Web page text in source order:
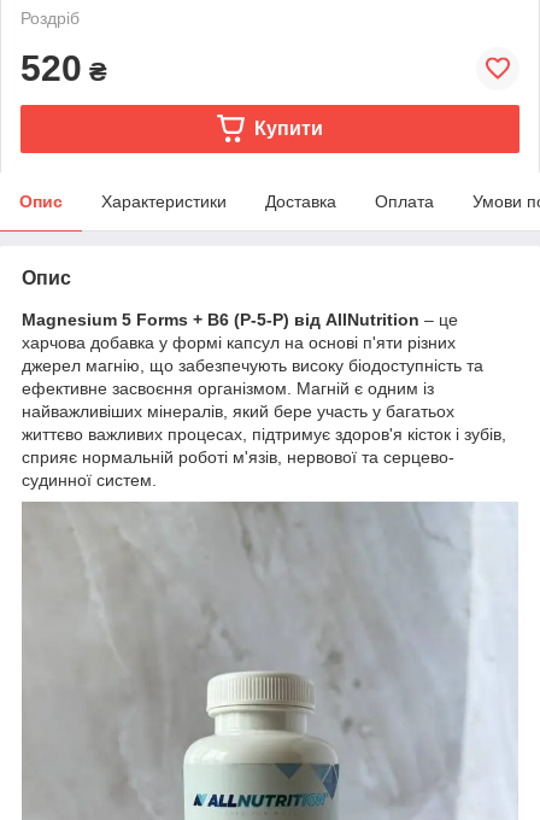
Роздріб
520 ₴
Купити
Опис Характеристики Доставка Оплата Умови
Опис
Magnesium 5 Forms + B6 (P-5-P) від AllNutrition – це
харчова добавка у формі капсул на основі п'яти різних
джерел магнію, що забезпечують високу біодоступність та
ефективне засвоєння організмом. Магній є одним із
найважливіших мінералів, який бере участь у багатьох
життєво важливих процесах, підтримує здоров'я кісток і зубів,
сприяє нормальній роботі м'язів, нервової та серцево-
судинної систем.